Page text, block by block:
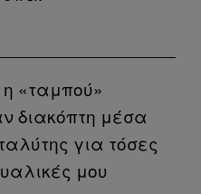
«ταμπού»
διακόπτη μέσα
για τόσες
μου